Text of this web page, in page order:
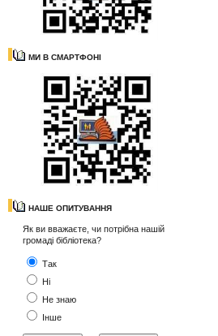
МИ В СМАРТФОНІ
НАШЕ ОПИТУВАННЯ
Як ви вважаєте, чи потрібна нашій
громаді бібліотека?
Так
Ні
Не знаю
Інше